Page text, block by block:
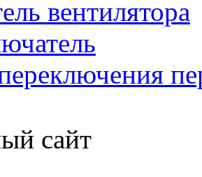
вентилятора
сайт